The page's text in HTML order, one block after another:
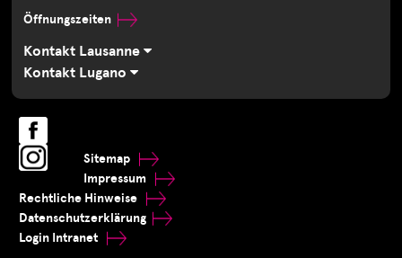
Öffnungszeiten
Kontakt Lausanne
Kontakt Lugano
Sitemap
Impressum
Rechtliche Hinweise
Datenschutzerklärung
Login Intranet